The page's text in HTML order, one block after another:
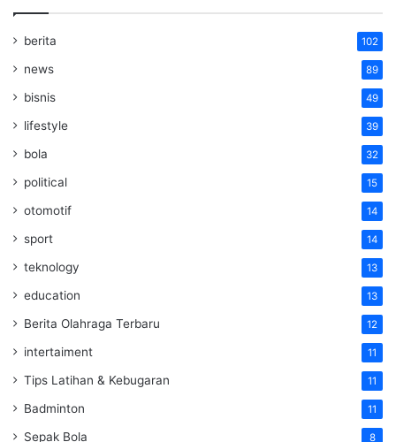
berita 102
news 89
bisnis 49
lifestyle 39
bola 32
political 15
otomotif 14
sport 14
teknology 13
education 13
Berita Olahraga Terbaru 12
intertaiment 11
Tips Latihan & Kebugaran 11
Badminton 11
Sepak Bola 8